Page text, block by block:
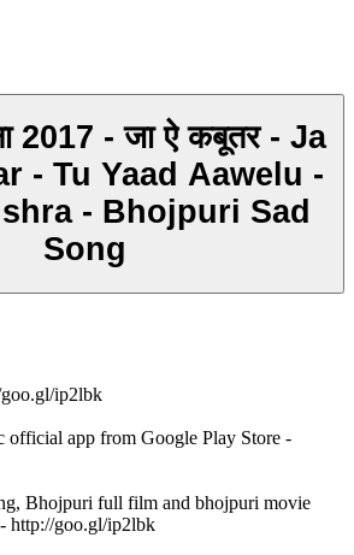
2017 - जा ऐ कबूतर - Ja
- Tu Yaad Aawelu -
- Bhojpuri Sad
Song
ip2lbk
official app from Google Play Store -
Bhojpuri full film and bhojpuri movie
http://goo.gl/ip2lbk